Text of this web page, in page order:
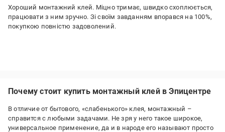
Хороший монтажний клей. Міцно тримає, швидко схоплюється,
працювати з ним зручно. Зі своїм завданням впорався на 100%,
покупкою повністю задоволений.
Почему стоит купить монтажный клей в Эпицентре
В отличие от бытового, «слабенького» клея, монтажный –
справится с любыми задачами. Не зря у него такое широкое,
универсальное применение, да и в народе его называют просто